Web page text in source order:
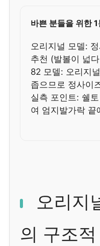
바쁜 분들을 위한
오리지널 모델:
추천 (발볼이 넓
82 모델: 오리지
좁으므로 정사이
실측 포인트: 쉘
여 엄지발가락
오리지
의 구조